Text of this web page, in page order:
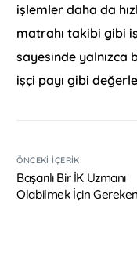
işlemler daha da
matrahı takibi gibi
sayesinde
işçi payı gibi
ÖNCEKI İÇERIK
Başarılı Bir İK Uzmanı
Olabilmek İçin